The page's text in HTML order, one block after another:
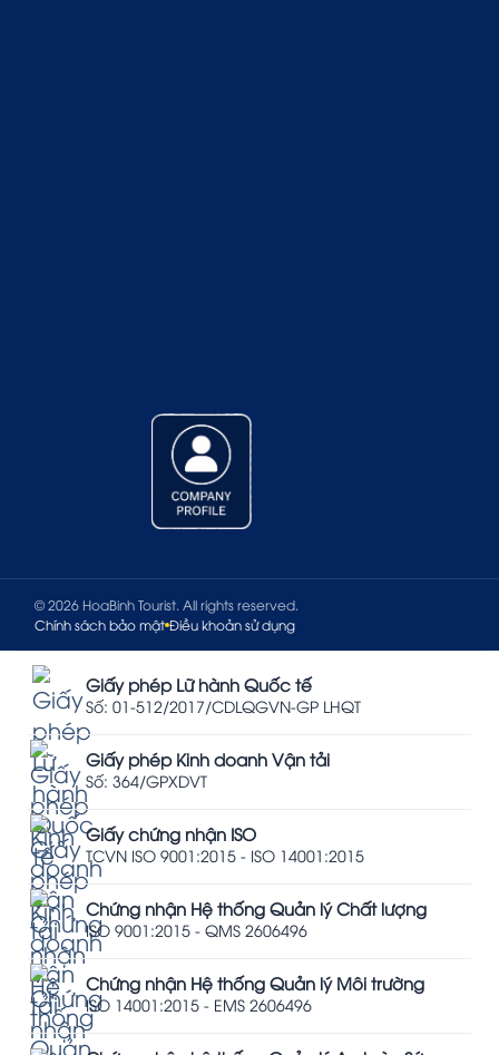
© 2026 HoaBinh Tourist. All rights reserved.
Chính sách bảo mật Điều khoản sử dụng
Giấy phép Lữ hành Quốc tế
Số: 01-512/2017/CDLQGVN-GP LHQT
Giấy phép Kinh doanh Vận tải
Số: 364/GPXDVT
Giấy chứng nhận ISO
TCVN ISO 9001:2015 - ISO 14001:2015
Chứng nhận Hệ thống Quản lý Chất lượng
ISO 9001:2015 - QMS 2606496
Chứng nhận Hệ thống Quản lý Môi trường
ISO 14001:2015 - EMS 2606496